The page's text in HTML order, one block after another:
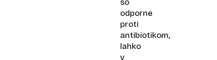
so
odporne
proti
antibiotikom,
lahko
v